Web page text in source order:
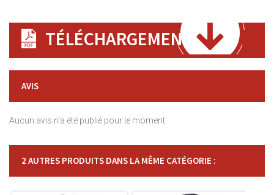
TÉLÉCHARGEMENT
AVIS
Aucun avis n'a été publié pour le moment.
2 AUTRES PRODUITS DANS LA MÊME CATÉGORIE :